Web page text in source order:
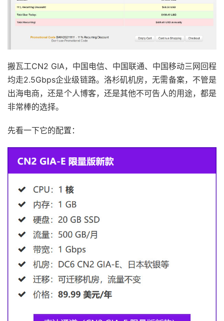
搬瓦工CN2 GIA，中国电信、中国联通、中国移动三网回程
均走2.5Gbps企业级链路。洛杉矶机房，无需备案，不管是
出海电商，还是个人博客，还是其他不可告人的用途，都是
非常棒的选择。
先看一下它的配置：